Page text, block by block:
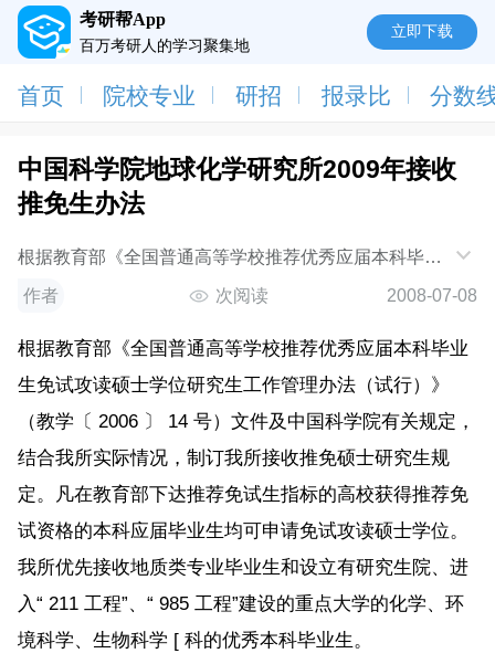
考研帮App
百万考研人的学习聚集地
立即下载
首页 院校专业 研招 报录比 分数
中国科学院地球化学研究所2009年接收
推免生办法
根据教育部《全国普通高等学校推荐优秀应届本科毕业
生免试攻读硕士学位研究生工作管理办法（试行）》
（教学〔 2006 〕 14 号）文件及中国科学院有关规定，
定。凡在教
作者 次阅读 2008-07-08
根据教育部《全国普通高等学校推荐优秀应届本科毕业
生免试攻读硕士学位研究生工作管理办法（试行）》
（教学〔 2006 〕 14 号）文件及中国科学院有关规定，
结合我所实际情况，制订我所接收推免硕士研究生规
定。凡在教育部下达推荐免试生指标的高校获得推荐免
试资格的本科应届毕业生均可申请免试攻读硕士学位。
我所优先接收地质类专业毕业生和设立有研究生院、进
入“ 211 工程”、“ 985 工程”建设的重点大学的化学、环
境科学、生物科学 [ 科的优秀本科毕业生。